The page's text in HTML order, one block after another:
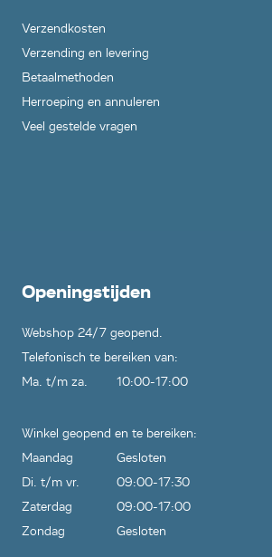
Verzendkosten
Verzending en levering
Betaalmethoden
Herroeping en annuleren
Veel gestelde vragen
Openingstijden
Webshop 24/7 geopend.
Telefonisch te bereiken van:
Ma. t/m za.
10:00-17:00
Winkel geopend en te bereiken:
Maandag
Gesloten
Di. t/m vr.
09:00-17:30
Zaterdag
09:00-17:00
Zondag
Gesloten